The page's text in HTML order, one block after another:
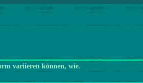
variieren können, wie.